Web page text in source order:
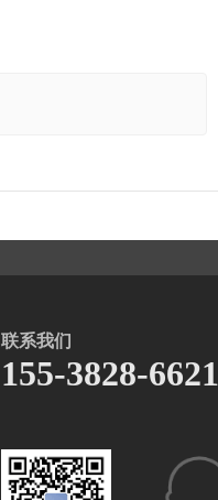
联系我们
155-3828-6621